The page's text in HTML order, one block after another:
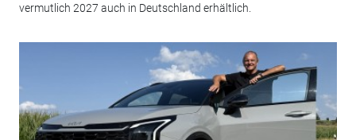
vermutlich 2027 auch in Deutschland erhältlich.